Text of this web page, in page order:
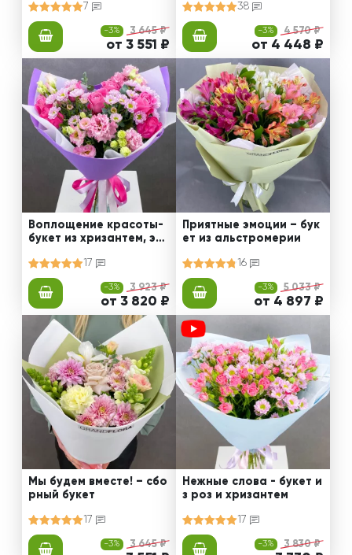
7
-3% 3 645 ₽
от 3 551 ₽
38
-3% 4 570 ₽
от 4 448 ₽
Воплощение красоты-
букет из хризантем, эус
17
-3% 3 923 ₽
от 3 820 ₽
Приятные эмоции – бук
ет из альстромерии
16
-3% 5 033 ₽
от 4 897 ₽
Мы будем вместе! – сбо
рный букет
17
-3% 3 645 ₽
Нежные слова - букет и
з роз и хризантем
17
-3% 3 830 ₽